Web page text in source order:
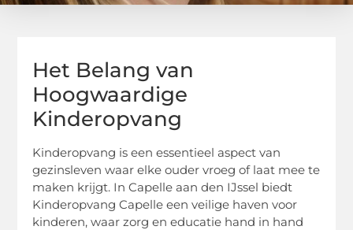
Het Belang van
Hoogwaardige
Kinderopvang
Kinderopvang is een essentieel aspect van
gezinsleven waar elke ouder vroeg of laat mee te
maken krijgt. In Capelle aan den IJssel biedt
Kinderopvang Capelle een veilige haven voor
kinderen, waar zorg en educatie hand in hand